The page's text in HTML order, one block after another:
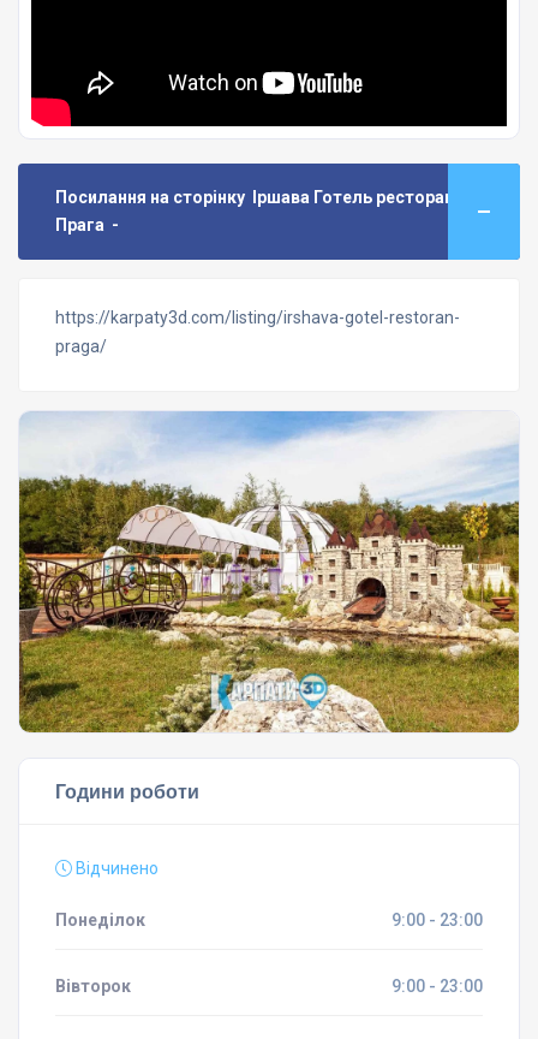
Посилання на сторінку Іршава Готель ресторан
Прага -
https://karpaty3d.com/listing/irshava-gotel-restoran-
praga/
Години роботи
Відчинено
Понеділок 9:00 - 23:00
Вівторок 9:00 - 23:00